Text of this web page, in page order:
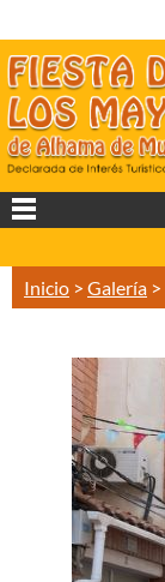
Inicio > Galería >